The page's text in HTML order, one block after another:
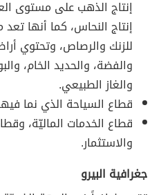
إنتاج الذهب على مستوى
إنتاج النحاس، كما أنها
للزنك والرصاص، وتحتوي
والفضة، والحديد الخام،
والغاز الطبيعي.
قطاع السياحة الذي نما فيها
قطاع الخدمات الماليّة،
والاستثمار.
جغرافية البيرو